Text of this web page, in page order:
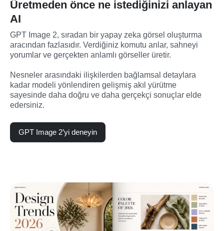
Üretmeden önce ne istediğinizi anlayan
AI
GPT Image 2, sıradan bir yapay zeka görsel oluşturma
aracından fazlasıdır. Verdiğiniz komutu anlar, sahneyi
yorumlar ve gerçekten anlamlı görseller üretir.
Nesneler arasındaki ilişkilerden bağlamsal detaylara
kadar modeli yönlendiren gelişmiş akıl yürütme
sayesinde daha doğru ve daha gerçekçi sonuçlar elde
edersiniz.
GPT Image 2’yi deneyin